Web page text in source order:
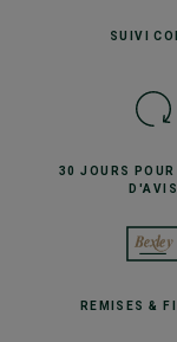
SUIVI
30 JOURS
D'AVIS
REMISES&